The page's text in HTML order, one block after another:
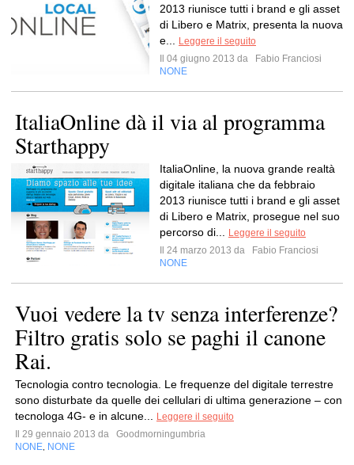
2013 riunisce tutti i brand e gli asset
di Libero e Matrix, presenta la nuova
e...
Leggere il seguito
Il 04 giugno 2013 da
Fabio Franciosi
NONE
ItaliaOnline dà il via al programma
Starthappy
ItaliaOnline, la nuova grande realtà
digitale italiana che da febbraio
2013 riunisce tutti i brand e gli asset
di Libero e Matrix, prosegue nel suo
percorso di...
Leggere il seguito
Il 24 marzo 2013 da
Fabio Franciosi
NONE
Vuoi vedere la tv senza interferenze?
Filtro gratis solo se paghi il canone
Rai.
Tecnologia contro tecnologia. Le frequenze del digitale terrestre
sono disturbate da quelle dei cellulari di ultima generazione – con
tecnologa 4G- e in alcune...
Leggere il seguito
Il 29 gennaio 2013 da
Goodmorningumbria
NONE NONE